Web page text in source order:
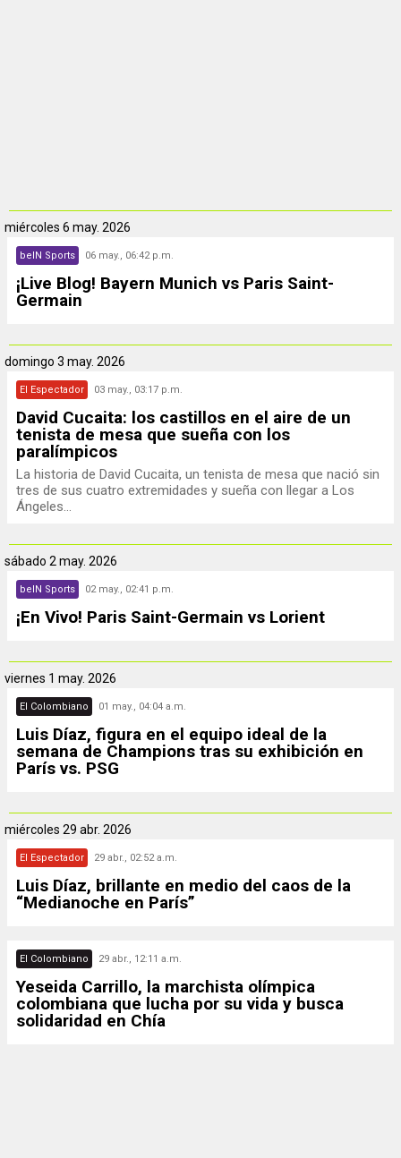
miércoles 6 may. 2026
beIN Sports 06 may., 06:42 p.m.
¡Live Blog! Bayern Munich vs Paris Saint-
Germain
domingo 3 may. 2026
El Espectador 03 may., 03:17 p.m.
David Cucaita: los castillos en el aire de un
tenista de mesa que sueña con los
paralímpicos
La historia de David Cucaita, un tenista de mesa que nació sin
tres de sus cuatro extremidades y sueña con llegar a Los
Ángeles...
sábado 2 may. 2026
beIN Sports 02 may., 02:41 p.m.
¡En Vivo! Paris Saint-Germain vs Lorient
viernes 1 may. 2026
El Colombiano 01 may., 04:04 a.m.
Luis Díaz, figura en el equipo ideal de la
semana de Champions tras su exhibición en
París vs. PSG
miércoles 29 abr. 2026
El Espectador 29 abr., 02:52 a.m.
Luis Díaz, brillante en medio del caos de la
“Medianoche en París”
El Colombiano 29 abr., 12:11 a.m.
Yeseida Carrillo, la marchista olímpica
colombiana que lucha por su vida y busca
solidaridad en Chía